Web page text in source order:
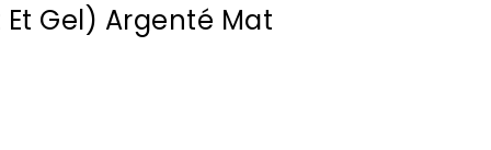
Gel) Argenté Mat